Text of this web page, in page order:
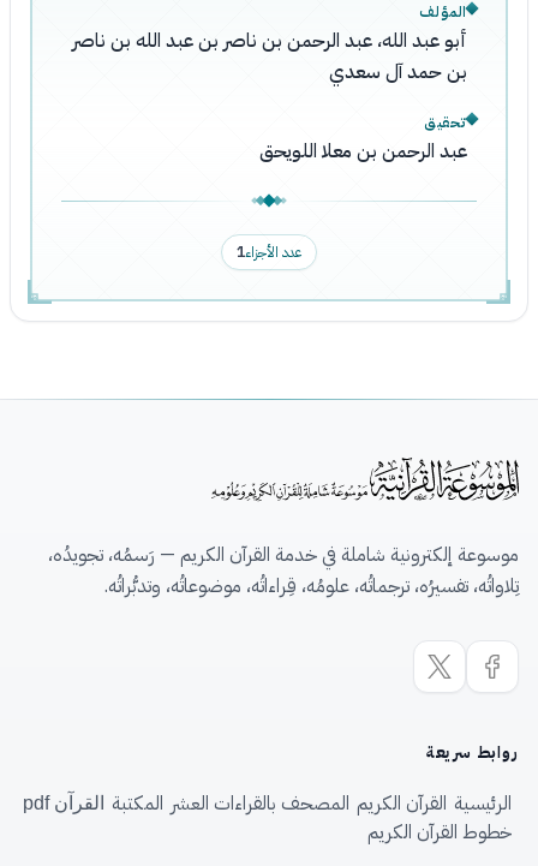
المؤلف
أبو عبد الله، عبد الرحمن بن ناصر بن عبد الله بن ناصر
بن حمد آل سعدي
تحقيق
عبد الرحمن بن معلا اللويحق
عدد الأجزاء1
موسوعة إلكترونية شاملة في خدمة القرآن الكريم — رَسمُه، تجويدُه،
تِلاواتُه، تفسيرُه، ترجماتُه، علومُه، قِراءاتُه، موضوعاتُه، وتدبُّراتُه.
روابط سريعة
الرئيسية القرآن الكريم المصحف بالقراءات العشر المكتبة القرآن pdf
خطوط القرآن الكريم